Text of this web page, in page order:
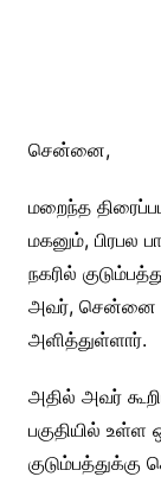
சென்னை,
மறைந்த
மகனும், பிரபல
நகரில்
அவர், சென்னை
அளித்துள்ளார்.
அதில் அவர்
பகுதியில் உள்ள